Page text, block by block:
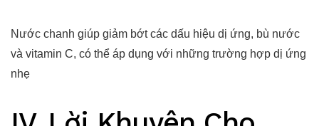
Nước chanh giúp giảm bớt các dấu hiệu dị ứng, bù nước
và vitamin C, có thể áp dụng với những trường hợp dị ứng
nhẹ